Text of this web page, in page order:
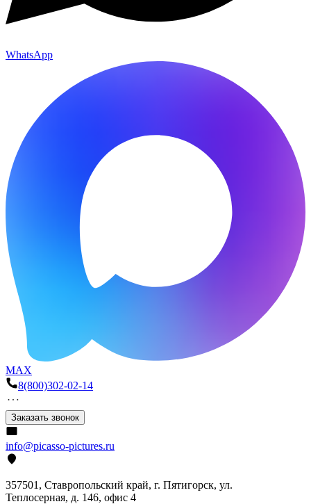
WhatsApp
MAX
8(800)302-02-14
Заказать звонок
info@picasso-pictures.ru
357501, Ставропольский край, г. Пятигорск, ул.
Теплосерная, д. 146, офис 4